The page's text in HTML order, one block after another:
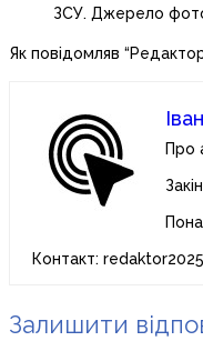
ЗСУ. Джерело
Як повідомляв
Про
Контакт:
Залишити